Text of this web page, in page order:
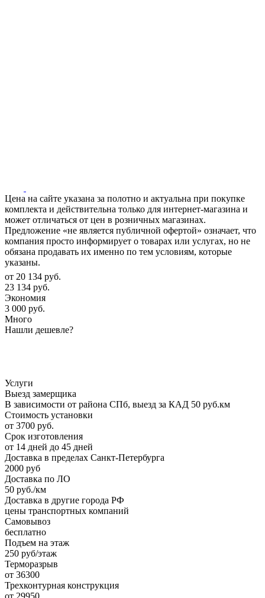
Цена на сайте указана за полотно и актуальна при покупке
комплекта и действительна только для интернет-магазина и
может отличаться от цен в розничных магазинах.
Предложение «не является публичной офертой» означает, что
компания просто информирует о товарах или услугах, но не
обязана продавать их именно по тем условиям, которые
указаны.
от 20 134 руб.
23 134 руб.
Экономия
3 000 руб.
Много
Нашли дешевле?
Услуги
Выезд замерщика
В зависимости от района СПб, выезд за КАД 50 руб.км
Стоимость установки
от 3700 руб.
Срок изготовления
от 14 дней до 45 дней
Доставка в пределах Санкт-Петербурга
2000 руб
Доставка по ЛО
50 руб./км
Доставка в другие города РФ
цены транспортных компаний
Самовывоз
бесплатно
Подъем на этаж
250 руб/этаж
Терморазрыв
от 36300
Трехконтурная конструкция
от 29950